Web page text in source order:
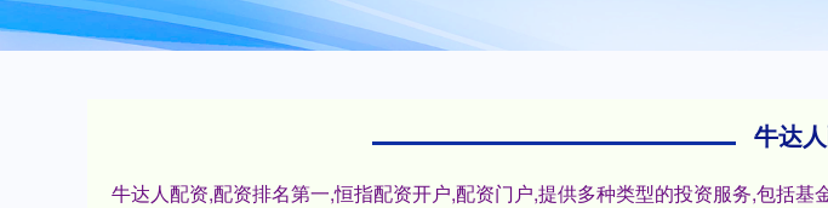
牛达
牛达人配资,配资排名第一,恒指配资开户,配资门户,提供多种类型的投资服务,包括